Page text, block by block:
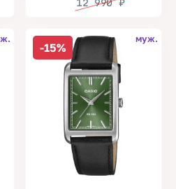
12 990₽
-15%
муж.